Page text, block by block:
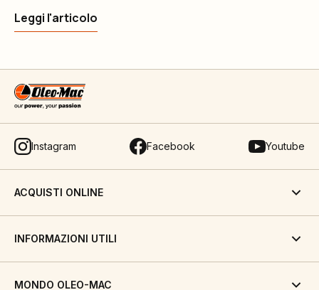
Leggi l'articolo
Instagram Facebook Youtube
ACQUISTI ONLINE
INFORMAZIONI UTILI
MONDO OLEO-MAC